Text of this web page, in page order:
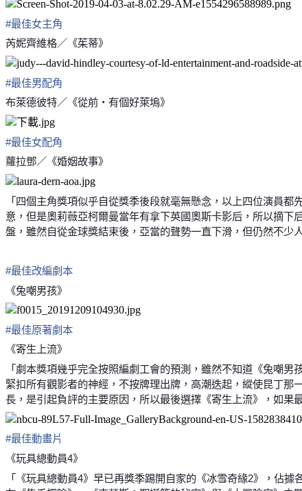
#最佳女主角
芮妮齊維格／《茱蒂》
#最佳男配角
布萊德彼特／《從前‧有個好萊塢》
#最佳女配角
蘿拉鄧／《婚姻故事》
「四個主角獎項似乎自從獎季後段就毫無懸念，以上四位演員
意，但是奧莉薇亞柯爾曼當年有拿下英國奧斯卡影后，所以摘
盤，雖然自從金球獎結束後，亞當的聲勢一直下滑，但仍然不少
#最佳改編劇本
《兔嘲男孩》
#最佳原著劇本
《寄生上流》
「劇本獎項幾乎完全按照編劇工會的預測，雖然不知道《兔嘲
緊扣所有觀影者的神經，不按牌理出牌，高潮迭起，縱使昆丁那
長，是引起負評的主要原因，所以最後選擇《寄生上流》，如果
#最佳動畫片
《玩具總動員4》
「《玩具總動員4》早已再獎季踢開自家的《冰雪奇緣2》，佔